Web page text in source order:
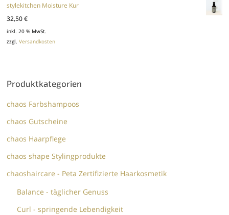
stylekitchen Moisture Kur
32,50€
inkl. 20 % MwSt.
zzgl.Versandkosten
Produktkategorien
chaos Farbshampoos
chaos Gutscheine
chaos Haarpflege
chaos shape Stylingprodukte
chaoshaircare - Peta Zertifizierte Haarkosmetik
Balance - täglicher Genuss
Curl - springende Lebendigkeit